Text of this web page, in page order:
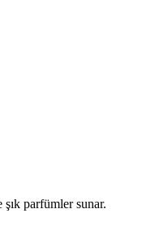
parfümler sunar.